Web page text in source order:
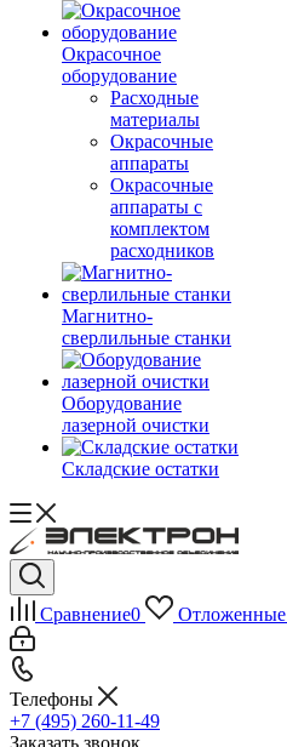
Окрасочное
оборудование
Расходные
материалы
Окрасочные
аппараты
Окрасочные
аппараты с
комплектом
расходников
Магнитно-
сверлильные станки
Оборудование
лазерной очистки
Складские остатки
Сравнение0 Отложенные
Телефоны
+7 (495) 260-11-49
Заказать звонок